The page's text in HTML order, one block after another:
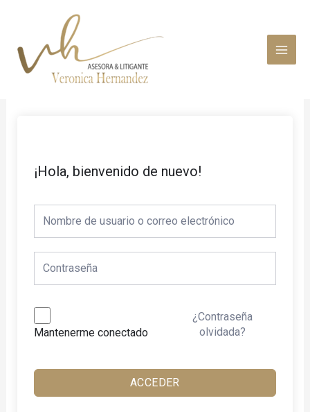
contenido
¡Hola, bienvenido de nuevo!
Mantenerme conectado
¿Contraseña
olvidada?
ACCEDER